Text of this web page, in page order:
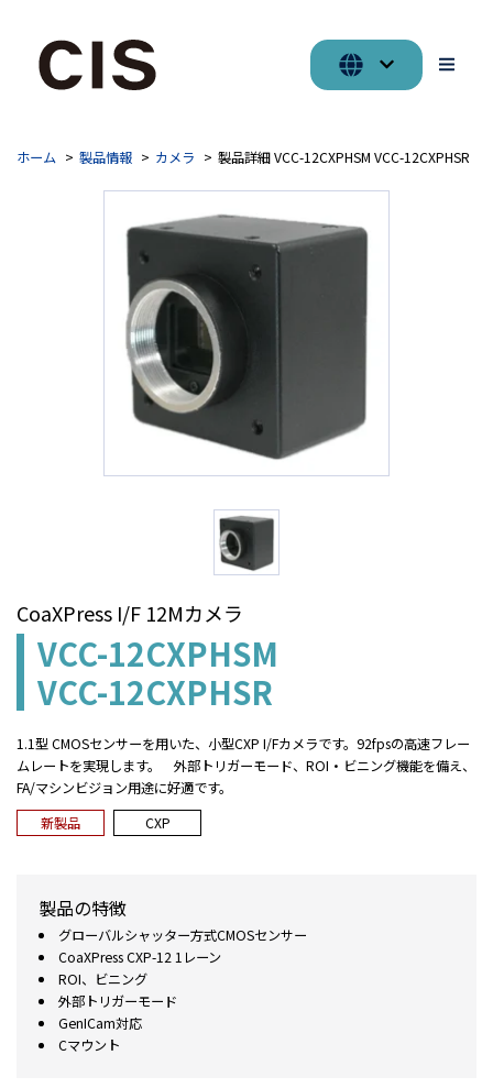
ホーム 製品情報 カメラ 製品詳細 VCC-12CXPHSM VCC-12CXPHSR
CoaXPress I/F 12Mカメラ
VCC-12CXPHSM
VCC-12CXPHSR
1.1型 CMOSセンサーを用いた、小型CXP I/Fカメラです。92fpsの高速フレー
ムレートを実現します。 外部トリガーモード、ROI・ビニング機能を備え、
FA/マシンビジョン用途に好適です。
新製品
CXP
製品の特徴
グローバルシャッター方式CMOSセンサー
CoaXPress CXP-12 1レーン
ROI、ビニング
外部トリガーモード
GenICam対応
Cマウント